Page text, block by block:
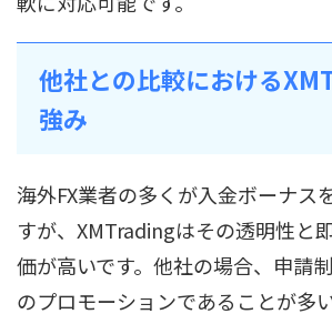
他社との比較における
強み
海外FX業者の多くが入金ボーナス
すが、XMTradingはその透明性と
価が高いです。他社の場合、申請
のプロモーションであることが多い